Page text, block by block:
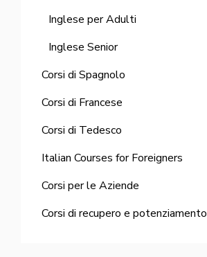
Inglese per Adulti
Inglese Senior
Corsi di Spagnolo
Corsi di Francese
Corsi di Tedesco
Italian Courses for Foreigners
Corsi per le Aziende
Corsi di recupero e potenziamento